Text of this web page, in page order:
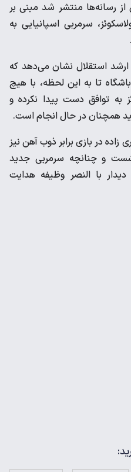
رسانه‌ها منتشر شد مبنی بر
سرمربی اسپانیایی به
ارشد استقلال نشان می‌دهد که
تا به این لحظه، با هیچ
به توافق دست پیدا نکرده و
همچنان در حال انجام است.
در بازی برابر ذوب آهن نیز
و چنانچه سرمربی جدید
دیدار با النصر وظیفه هدایت